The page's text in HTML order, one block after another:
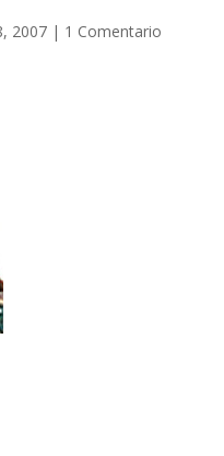
2007| 1 Comentario